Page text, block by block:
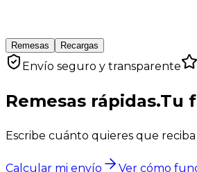
Remesas Recargas
Envío seguro y transparente
Remesas rápidas.Tu
Escribe cuánto quieres que
Calcular mi envío Ver cómo